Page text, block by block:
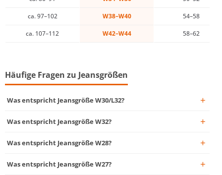
ca. 97–102 W38–W40 54–58
ca. 107–112 W42–W44 58–62
Häufige Fragen zu Jeansgrößen
Was entspricht Jeansgröße W30/L32?
Was entspricht Jeansgröße W32?
Was entspricht Jeansgröße W28?
Was entspricht Jeansgröße W27?